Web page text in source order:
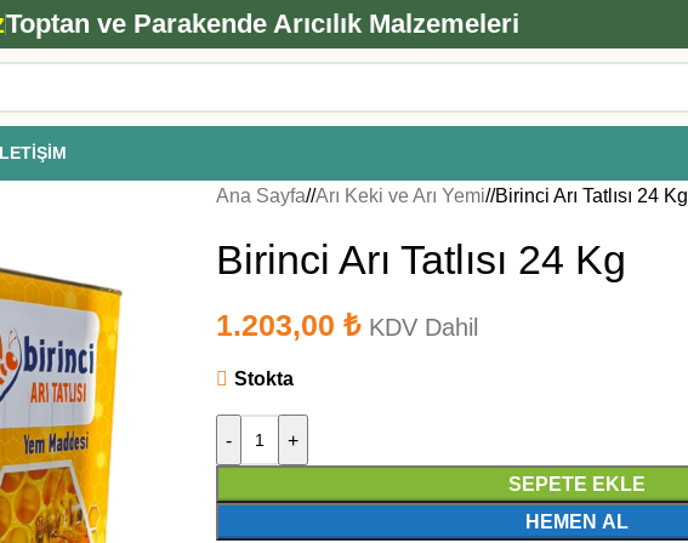
ANA ARI SİPARİŞİ İÇİN TIKLAYIN
Toptan ve Parakende Arıcılık Malzemeleri
Ana Sayfa/ Arı Keki ve Arı Yemi/ Birinci Arı Tatlısı 24 Kg
Birinci Arı Tatlısı 24 Kg
1.203,00 ₺ KDV Dahil
Stokta
- +
SEPETE EKLE
HEMEN AL